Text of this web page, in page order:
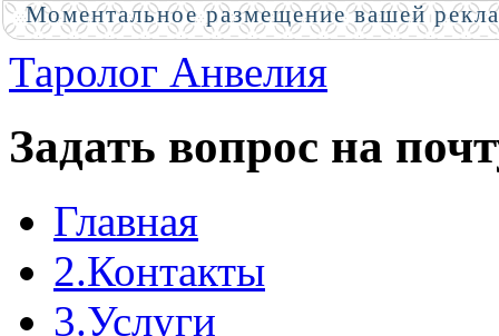
Таролог Анвелия
Задать вопрос на
Главная
2.Контакты
3.Услуги
Моментальное размещение вашей